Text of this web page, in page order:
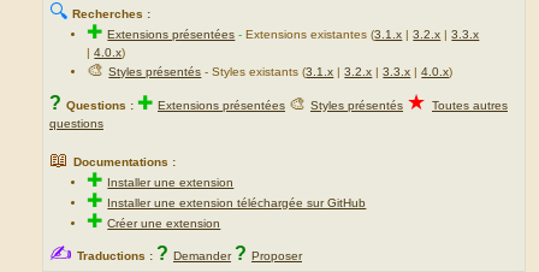
🔍 Recherches :
✚Extensions présentées -Extensions existantes (3.1.x |3.2.x |3.3.x
|4.0.x)
🎨Styles présentés - Styles existants (3.1.x |3.2.x |3.3.x |4.0.x)
? Questions : ✚ Extensions présentées 🎨 Styles présentés ★ Toutes autres
questions
📖 Documentations :
✚ Installer une extension
✚ Installer une extension téléchargée sur GitHub
✚Créer une extension
✍ Traductions : ? Demander ? Proposer